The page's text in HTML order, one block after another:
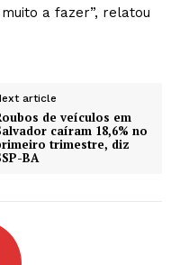
a fazer”, relatou
article
de veículos em
caíram 18,6% no
trimestre, diz
BA